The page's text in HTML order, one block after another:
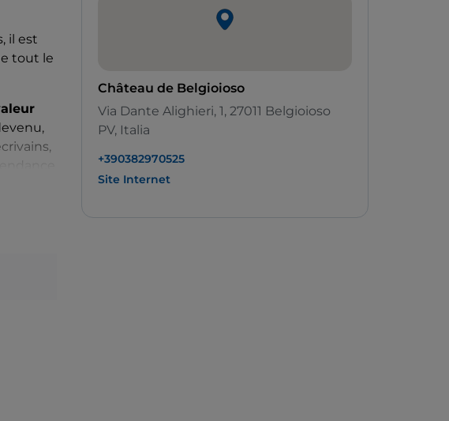
il est
tout le
Château de Belgioioso
Via Dante Alighieri, 1, 27011 Belgioioso
PV, Italia
+390382970525
Site Internet